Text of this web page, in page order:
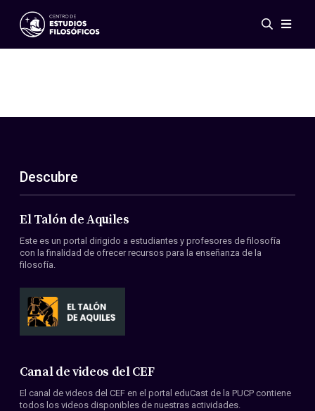
Eventos
ES
EN
Acerca de nosotros
Miembros
Convenios
Descubre
El Talón de Aquiles
Este es un portal dirigido a estudiantes y profesores de filosofía
con la finalidad de ofrecer recursos para la enseñanza de la
filosofía.
Canal de videos del CEF
El canal de videos del CEF en el portal eduCast de la PUCP contiene
todos los videos disponibles de nuestras actividades.